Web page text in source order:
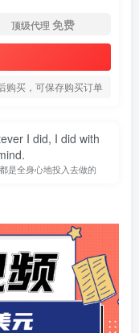
顶级代理 免费
购买，可保存购买订单
I did, I did with
是全身心地投入去做的